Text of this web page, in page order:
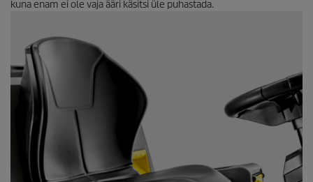
kuna enam ei ole vaja ääri käsitsi üle puhastada.